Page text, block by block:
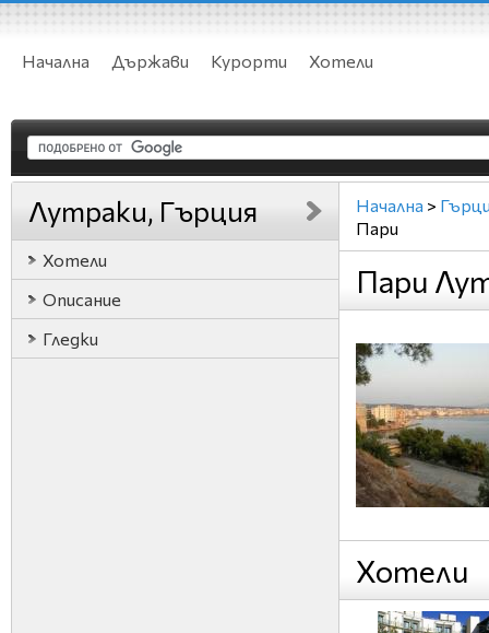
Начална Държави Курорти Хотели
Лутраки, Гърция
Хотели
Описание
Гледки
Начална >
Пари
Пари
Хотели